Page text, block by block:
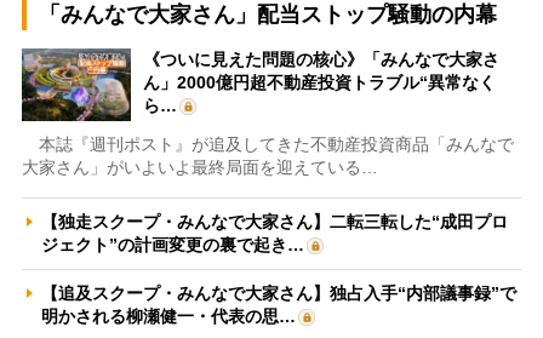
「みんなで大家さん」配当ストップ騒動の内幕
《ついに見えた問題の核心》「みんなで大家さ
ん」2000億円超不動産投資トラブル“異常なく
ら…
本誌『週刊ポスト』が追及してきた不動産投資商品「みんなで
大家さん」がいよいよ最終局面を迎えている…
【独走スクープ・みんなで大家さん】二転三転した“成田プロ
ジェクト”の計画変更の裏で起き…
【追及スクープ・みんなで大家さん】独占入手“内部議事録”で
明かされる柳瀬健一・代表の思…